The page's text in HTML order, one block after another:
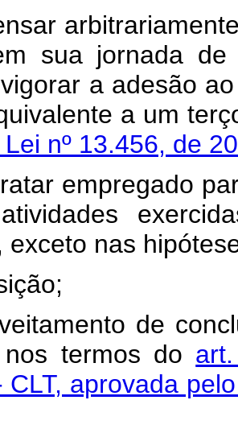
sua jornada de
a adesão
a um
nº 13.456, de
empregado
exceto nas
de
termos do
CLT, aprovada